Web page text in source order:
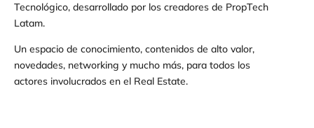
Tecnológico, desarrollado por los creadores de PropTech
Latam.
Un espacio de conocimiento, contenidos de alto valor,
novedades, networking y mucho más, para todos los
actores involucrados en el Real Estate.